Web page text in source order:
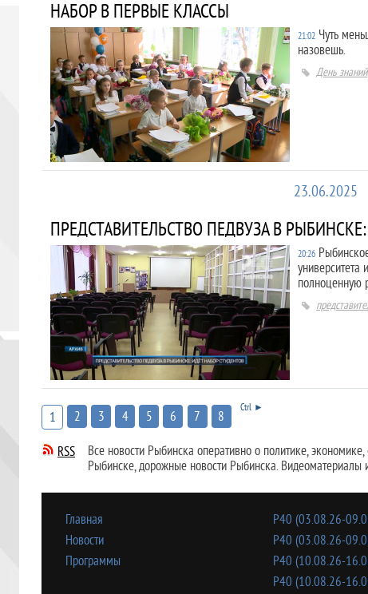
НАБОР В ПЕРВЫЕ КЛАССЫ
21:02 Чуть
назовешь.
День знаний,
23.06.2025
ПРЕДСТАВИТЕЛЬСТВО ПЕДВУЗА В
20:26
университета
полноценную
1 2 3 4 5 6 7 8
Ctrl ►
RSS
Все новости Рыбинска оперативно о политике,
Рыбинске, дорожные новости Рыбинска.
Главная
Новости
Программы
Р40 (03.08.26-
Р40 (03.08.26-
Р40 (10.08.26-
Р40 (10.08.26-